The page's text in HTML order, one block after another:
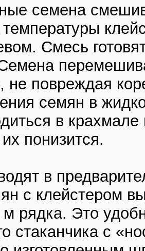
семена
Смесь
не повреждая
семян в
в
понизится.
в
с клейстером
рядка. Это
стаканчика с